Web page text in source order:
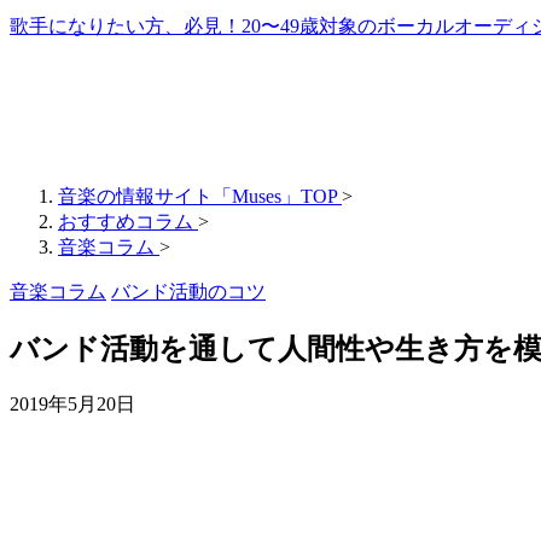
歌手になりたい方、必見！20〜49歳対象のボーカルオーディ
音楽の情報サイト「Muses」TOP >
おすすめコラム >
音楽コラム >
音楽コラム バンド活動のコツ
バンド活動を通して人間性や生き方を
2019年5月20日